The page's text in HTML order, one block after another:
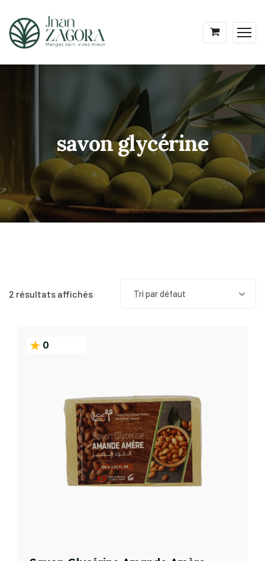
savon glycérine
2 résultats affichés Tri par défaut
0